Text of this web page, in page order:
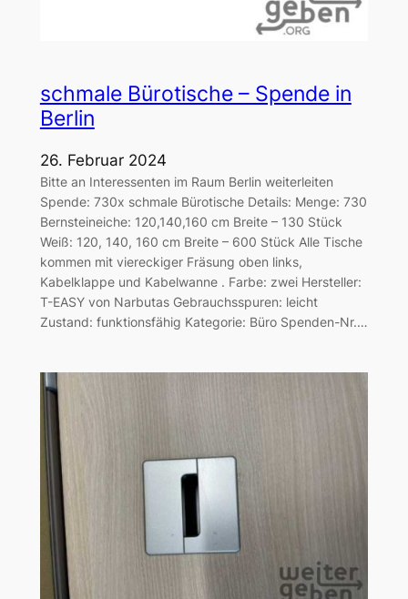
schmale Bürotische – Spende in
Berlin
26. Februar 2024
Bitte an Interessenten im Raum Berlin weiterleiten
Spende: 730x schmale Bürotische Details: Menge: 730
Bernsteineiche: 120,140,160 cm Breite – 130 Stück
Weiß: 120, 140, 160 cm Breite – 600 Stück Alle Tische
kommen mit viereckiger Fräsung oben links,
Kabelklappe und Kabelwanne . Farbe: zwei Hersteller:
T-EASY von Narbutas Gebrauchsspuren: leicht
Zustand: funktionsfähig Kategorie: Büro Spenden-Nr.…